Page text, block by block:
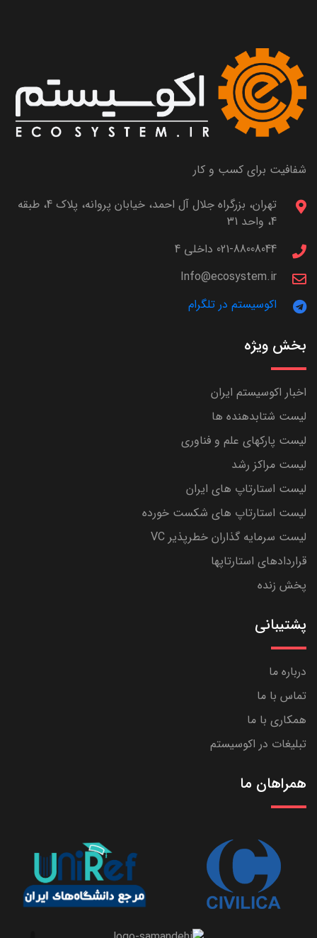
شفافیت برای کسب و کار
تهران، بزرگراه جلال آل احمد، خیابان پروانه، پلاک 4، طبقه
4، واحد 31
021-88008044 داخلی 4
Info@ecosystem.ir
اکوسیستم در تلگرام
بخش ویژه
اخبار اکوسیستم ایران
لیست شتابدهنده ها
لیست پارکهای علم و فناوری
لیست مراکز رشد
لیست استارتاپ های ایران
لیست استارتاپ های شکست خورده
لیست سرمایه گذاران خطرپذیر VC
قراردادهای استارتاپها
پخش زنده
پشتیبانی
درباره ما
تماس با ما
همکاری با ما
تبلیغات در اکوسیستم
همراهان ما